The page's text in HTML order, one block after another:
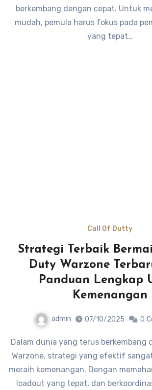
berkembang dengan cepat. Untuk
mudah, pemula harus fokus pada
yang tepat…
Call Of Dutty
Strategi Terbaik
Duty Warzone
Panduan Lengkap
Kemenangan
admin 07/10/2025 0
Dalam dunia yang terus berkembang dari Call of Duty
Warzone, strategi yang efektif
meraih kemenangan. Dengan
loadout yang tepat, dan